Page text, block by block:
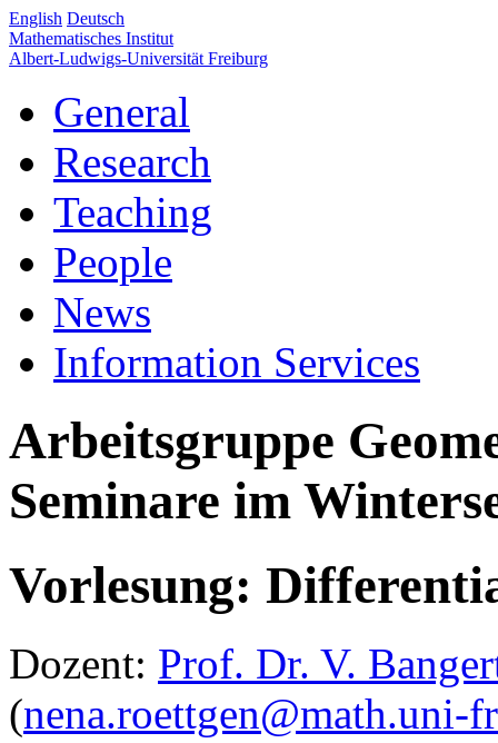
English Deutsch
Mathematisches Institut
Albert-Ludwigs-Universität Freiburg
General
Research
Teaching
People
News
Information Services
Arbeitsgruppe
Seminare im
Vorlesung:
Dozent: Prof. Dr. V.
(nena.roettgen@math.uni-